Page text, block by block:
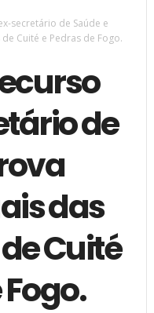
secretário de Saúde e
Cuité e Pedras de Fogo.
de
das
Cuité